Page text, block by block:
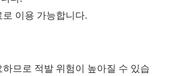
이용 가능합니다.
므로 적발 위험이 높아질 수 있습